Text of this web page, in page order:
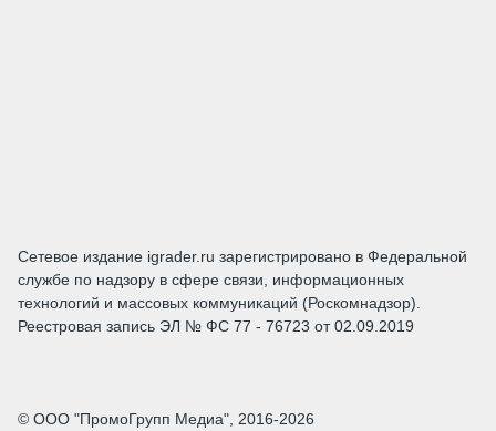
Сетевое издание igrader.ru зарегистрировано в Федеральной
службе по надзору в сфере связи, информационных
технологий и массовых коммуникаций (Роскомнадзор).
Реестровая запись ЭЛ № ФС 77 - 76723 от 02.09.2019
© ООО "ПромоГрупп Медиа", 2016-2026